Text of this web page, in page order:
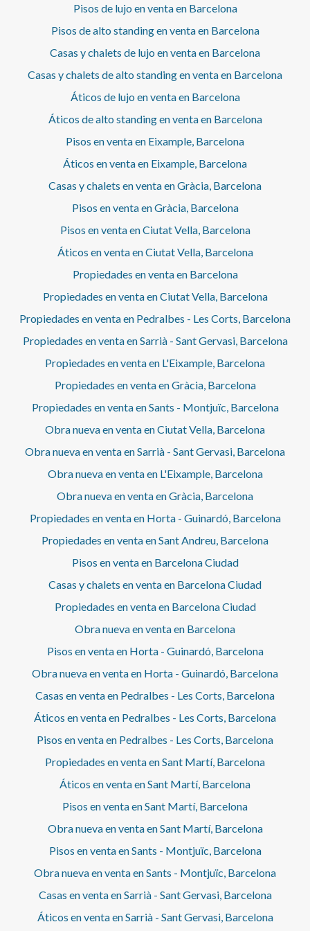
disponible bajo solicitud de los interesados.
valoran un estilo de vida urbano, cómodo y sofisticado.
Los techos altos, los suelos hidráulicos originales, las
personalidad a una vivienda lista para entrar a vivir. Una
oportunidad excepcional para disfrutar de una de las
direcciones más deseadas de Barcelona. Para más
información sobre esta propiedad y otras viviendas
exclusivas en la ciudad, contacte con aProperties Real
Estate. La finalidad del contrato es temporal. * En
cumplimiento de la Ley 12/2023 y la Ley 18/2007
R.P.LL. Respecto a la presente propiedad no existe
certificado informativo estatal de referencia de precios
de alquiler.No consta contrato de arrendamiento de
vivienda en los últimos 5 años.Este propietario no ostenta
la condición de gran tenedor. Cédula de habitabilidad:
CHB01453516*** Se omiten los últimos tres dígitos para
preservar el uso correcto de la información; el número
interesados.
Pisos de lujo en venta en Barcelona
Pisos de alto standing en venta en Barcelona
Casas y chalets de lujo en venta en Barcelona
Casas y chalets de alto standing en venta en Barcelona
Áticos de lujo en venta en Barcelona
Áticos de alto standing en venta en Barcelona
Pisos en venta en Eixample, Barcelona
Áticos en venta en Eixample, Barcelona
Casas y chalets en venta en Gràcia, Barcelona
Pisos en venta en Gràcia, Barcelona
Pisos en venta en Ciutat Vella, Barcelona
Áticos en venta en Ciutat Vella, Barcelona
Propiedades en venta en Barcelona
Propiedades en venta en Ciutat Vella, Barcelona
Propiedades en venta en Pedralbes - Les Corts, Barcelona
Propiedades en venta en Sarrià - Sant Gervasi, Barcelona
Propiedades en venta en L'Eixample, Barcelona
Propiedades en venta en Gràcia, Barcelona
Propiedades en venta en Sants - Montjuïc, Barcelona
Obra nueva en venta en Ciutat Vella, Barcelona
Obra nueva en venta en Sarrià - Sant Gervasi, Barcelona
Obra nueva en venta en L'Eixample, Barcelona
Obra nueva en venta en Gràcia, Barcelona
Propiedades en venta en Horta - Guinardó, Barcelona
Propiedades en venta en Sant Andreu, Barcelona
Pisos en venta en Barcelona Ciudad
Casas y chalets en venta en Barcelona Ciudad
Propiedades en venta en Barcelona Ciudad
Obra nueva en venta en Barcelona
Pisos en venta en Horta - Guinardó, Barcelona
Obra nueva en venta en Horta - Guinardó, Barcelona
Casas en venta en Pedralbes - Les Corts, Barcelona
Áticos en venta en Pedralbes - Les Corts, Barcelona
Pisos en venta en Pedralbes - Les Corts, Barcelona
Propiedades en venta en Sant Martí, Barcelona
Áticos en venta en Sant Martí, Barcelona
Pisos en venta en Sant Martí, Barcelona
Obra nueva en venta en Sant Martí, Barcelona
Pisos en venta en Sants - Montjuïc, Barcelona
Obra nueva en venta en Sants - Montjuïc, Barcelona
Casas en venta en Sarrià - Sant Gervasi, Barcelona
Áticos en venta en Sarrià - Sant Gervasi, Barcelona